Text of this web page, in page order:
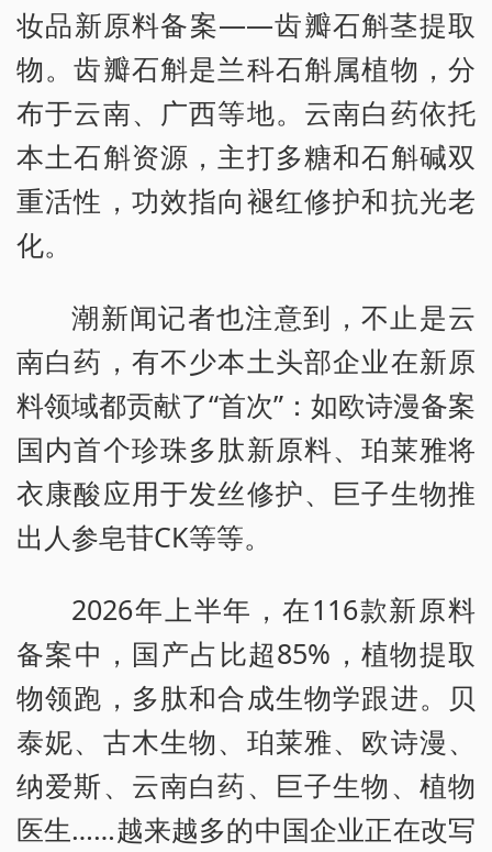
妆品新原料备案——齿瓣石斛茎提取
物。齿瓣石斛是兰科石斛属植物，分
布于云南、广西等地。云南白药依托
本土石斛资源，主打多糖和石斛碱双
重活性，功效指向褪红修护和抗光老
化。
潮新闻记者也注意到，不止是云
南白药，有不少本土头部企业在新原
料领域都贡献了“首次”：如欧诗漫备案
国内首个珍珠多肽新原料、珀莱雅将
衣康酸应用于发丝修护、巨子生物推
出人参皂苷CK等等。
2026年上半年，在116款新原料
备案中，国产占比超85%，植物提取
物领跑，多肽和合成生物学跟进。贝
泰妮、古木生物、珀莱雅、欧诗漫、
纳爱斯、云南白药、巨子生物、植物
医生……越来越多的中国企业正在改写